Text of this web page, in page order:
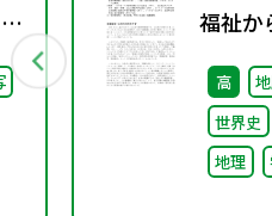
福祉か
高
世界史
地理